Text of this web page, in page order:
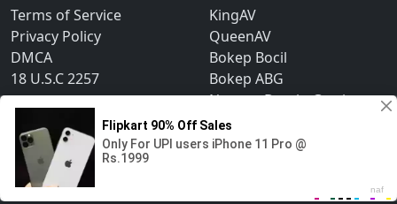
Terms of Service
Privacy Policy
DMCA
18 U.S.C 2257
KingAV
QueenAV
Bokep Bocil
Bokep ABG
Nonton Dracin Gratis